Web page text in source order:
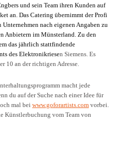
und sein Team ihren Kunden auf
an. Das Catering übernimmt der Profi
nach eigenen Angaben zu
Anbietern im Münsterland. Zu den
das jährlich stattfindende
des Elektronikriesen Siemens. Es
10 an der richtigen Adresse.
macht jede
du auf der Suche nach einer Idee für
mal bei www.goforartists.com vorbei.
Künstlerbuchung vom Team von